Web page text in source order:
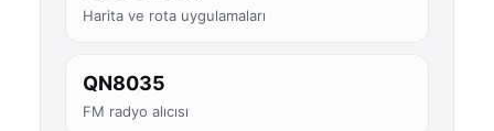
Harita ve rota uygulamaları
QN8035
FM radyo alıcısı